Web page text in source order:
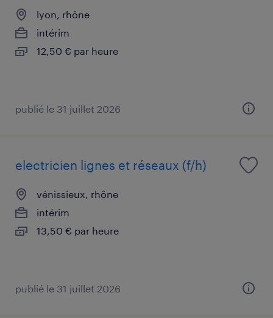
lyon, rhône
intérim
12,50 € par heure
publié le 31 juillet 2026
electricien lignes et réseaux (f/h)
vénissieux, rhône
intérim
13,50 € par heure
publié le 31 juillet 2026